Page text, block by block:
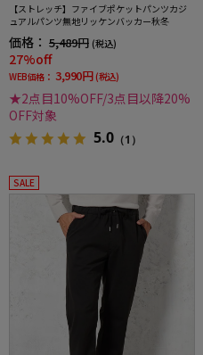
【ストレッチ】ファイブポケットパンツカジ
ュアルパンツ無地リッケンバッカー秋冬
価格： 5,489円 (税込)
27%off
WEB価格： 3,990円 (税込)
★2点目10%OFF/3点目以降20%
OFF対象
5.0 （1）
SALE